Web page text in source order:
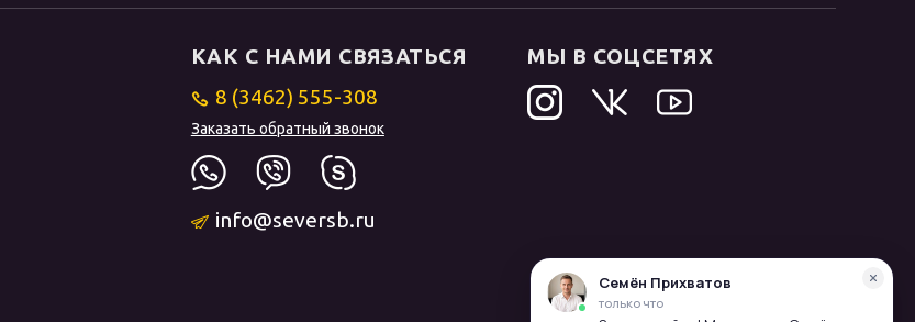
КАК С НАМИ СВЯЗАТЬСЯ
8 (3462) 555-308
Заказать обратный звонок
info@seversb.ru
МЫ В СОЦСЕТЯХ